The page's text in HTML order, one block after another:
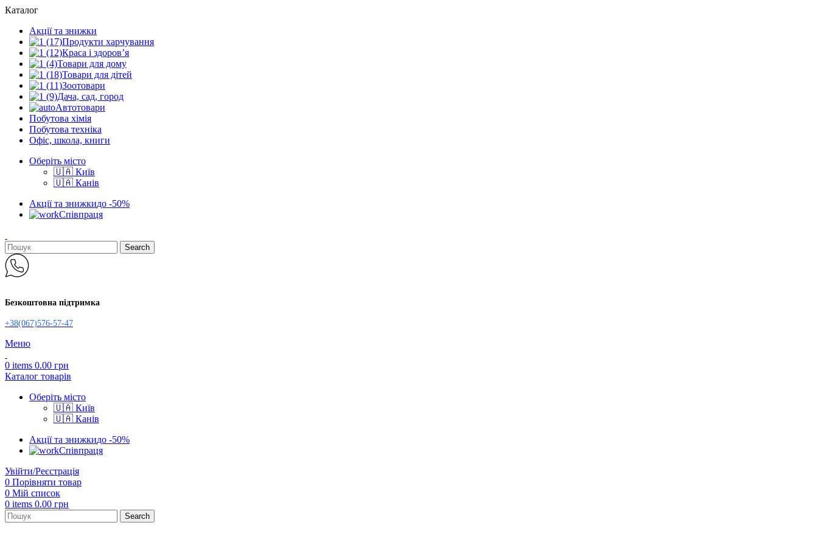
Каталог
Акції та знижки
Продукти харчування
Краса і здоров’я
Товари для дому
Товари для дітей
Зоотовари
Дача, сад, город
Автотовари
Побутова хімія
Побутова техніка
Офіс, школа, книги
Оберіть місто
🇺🇦 Київ
🇺🇦 Канів
Акції та знижкидо -50%
Співпраця
Search
Безкоштовна підтримка
+38(067)576-57-47
Меню
0 items 0.00 грн
Каталог товарів
Оберіть місто
🇺🇦 Київ
🇺🇦 Канів
Акції та знижкидо -50%
Співпраця
Увійти/Реєстрація
0 Порівняти товар
0 Мій список
0 items 0.00 грн
Search